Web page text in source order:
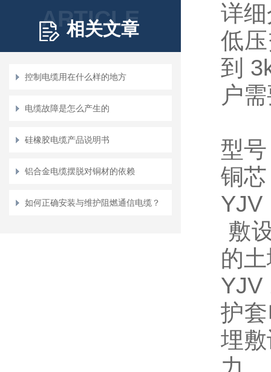
ARTICLE
相关文章
控制电缆用在什么样的地方
电缆故障是怎么产生的
硅橡胶电缆产品说明书
铝合金电缆摆脱对铜材的依赖
如何正确安装与维护阻燃通信电缆？
详
低
到
户
型
铜
敷
的
护
埋